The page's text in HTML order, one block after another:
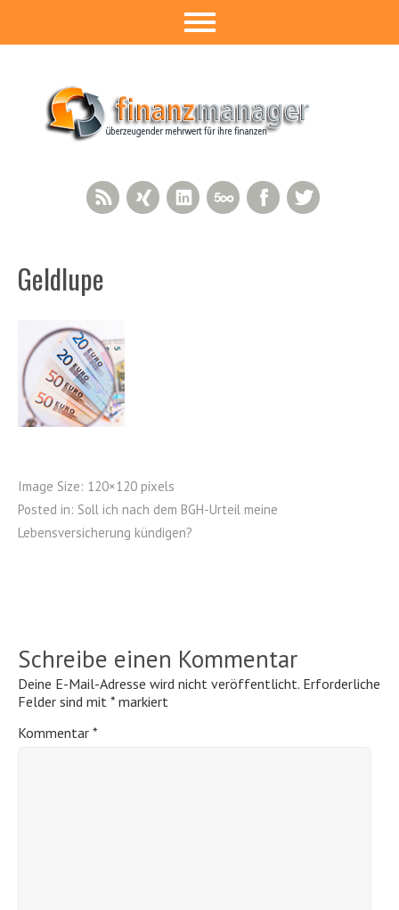
Facebook
500px
LinkedIn
Xing
RSS Feed
Geldlupe
Image Size: 120×120 pixels
Posted in: Soll ich nach dem BGH-Urteil meine
Lebensversicherung kündigen?
Schreibe einen Kommentar
Deine E-Mail-Adresse wird nicht veröffentlicht. Erforderliche
Felder sind mit * markiert
Kommentar *